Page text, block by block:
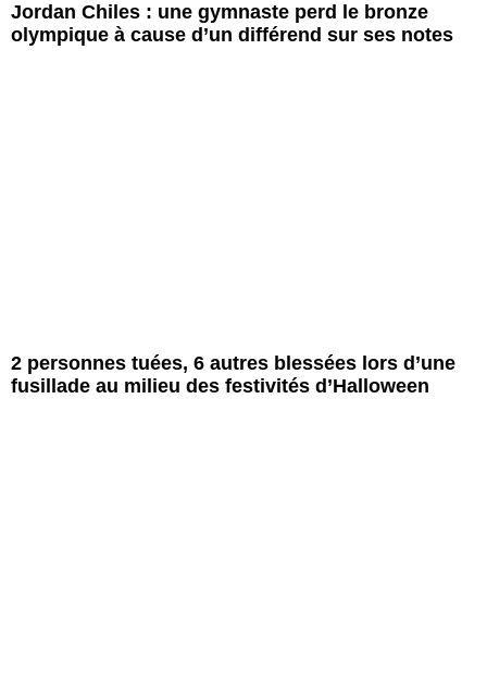
Jordan Chiles : une gymnaste perd le bronze
olympique à cause d’un différend sur ses notes
2 personnes tuées, 6 autres blessées lors d’une
fusillade au milieu des festivités d’Halloween